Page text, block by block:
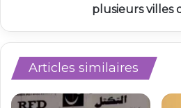
plusieurs villes
Articles similaires